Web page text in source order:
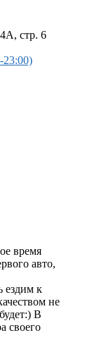
стр. 6
23:00)
время
авто,
ездим к
не
В
своего